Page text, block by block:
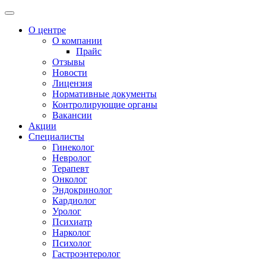
О центре
О компании
Прайс
Отзывы
Новости
Лицензия
Нормативные документы
Контролирующие органы
Вакансии
Акции
Специалисты
Гинеколог
Невролог
Терапевт
Онколог
Эндокринолог
Кардиолог
Уролог
Психиатр
Нарколог
Психолог
Гастроэнтеролог